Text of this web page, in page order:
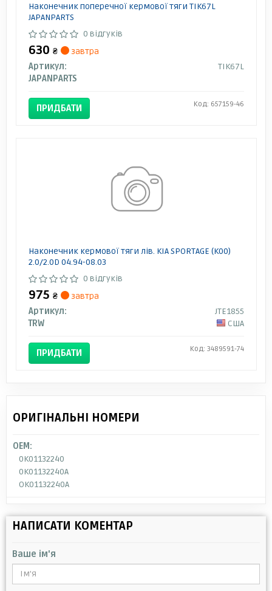
Наконечник поперечної кермової тяги TIK67L
JAPANPARTS
0 відгуків
630 ₴
завтра
Артикул:
TIK67L
JAPANPARTS
ПРИДБАТИ Код: 657159-46
Наконечник кермової тяги лів. KIA SPORTAGE (K00)
2.0/2.0D 04.94-08.03
0 відгуків
975 ₴
завтра
Артикул:
JTE1855
TRW
США
ПРИДБАТИ Код: 3489591-74
ОРИГІНАЛЬНІ НОМЕРИ
OEM:
0K01132240
0K01132240A
OK01132240A
НАПИСАТИ КОМЕНТАР
Ваше ім'я